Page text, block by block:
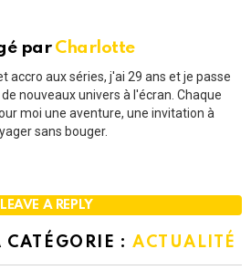
par Charlotte
accro aux séries, j'ai 29 ans et je passe
nouveaux univers à l'écran. Chaque
moi une aventure, une invitation à
sans bouger.
LEAVE A REPLY
: ACTUALITÉ